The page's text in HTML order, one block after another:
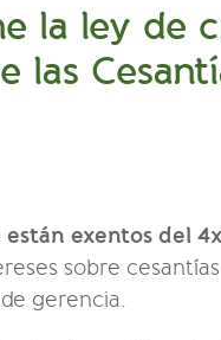
la ley de
las
están exentos del
sobre
gerencia.